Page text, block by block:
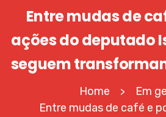
Entre mudas de
ações do deputado
seguem
Home > Em
Entre mudas de café e